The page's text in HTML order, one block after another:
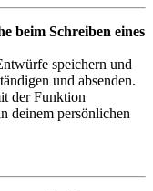
beim Schreiben eines
speichern und
und absenden.
der Funktion
deinem persönlichen